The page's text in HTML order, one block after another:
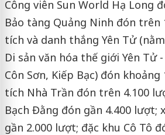
Công viên Sun World Hạ Long
Bảo tàng Quảng Ninh đón trên
tích và danh thắng Yên Tử
Di sản văn hóa thế giới Yên Tử
Côn Sơn, Kiếp Bạc) đón
tích Nhà Trần đón trên 4.100
Bạch Đằng đón gần 4.400 lượt;
gần 2.000 lượt; đặc khu Cô Tô